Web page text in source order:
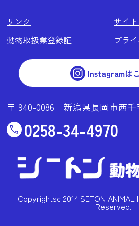
〒 940-0086 新潟県長岡市西千
0258-34-4970
リンク
サイ
動物取扱業登録証
プラ
Instagramは
Copyrightsc 2014 SETON ANIMAL
Reserved.